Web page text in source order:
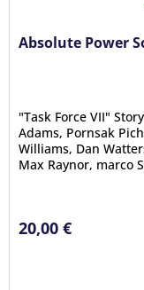
Absolute Power
"Task Force VII"
Adams, Pornsak
Williams, Dan
Max Raynor, marco
20,00 €